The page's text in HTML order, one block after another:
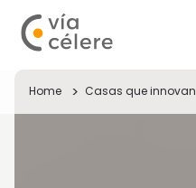
Home Casas que innovan